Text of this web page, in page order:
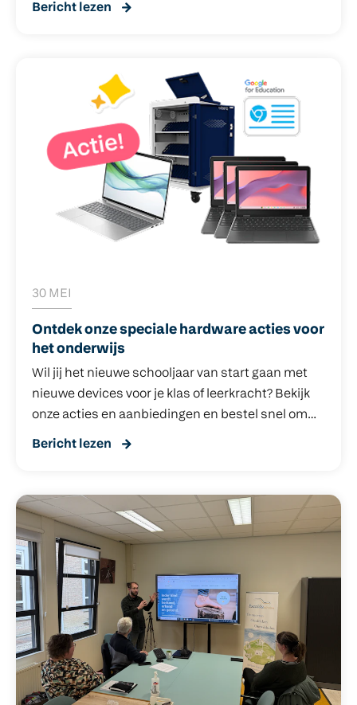
Bericht lezen
30 MEI
Ontdek onze speciale hardware acties voor
het onderwijs
Wil jij het nieuwe schooljaar van start gaan met
nieuwe devices voor je klas of leerkracht? Bekijk
onze acties en aanbiedingen en bestel snel om
een tijdige levering voor of in de vakantie veilig te
Bericht lezen